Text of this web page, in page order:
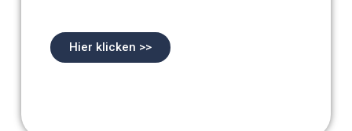
Hier klicken >>